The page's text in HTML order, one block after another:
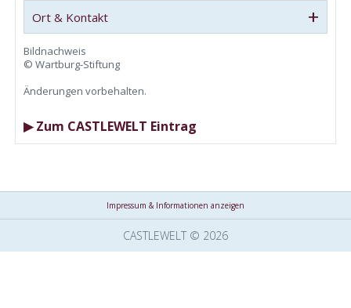
Ort & Kontakt +
Bildnachweis
© Wartburg-Stiftung
Änderungen vorbehalten.
▶ Zum CASTLEWELT Eintrag
Impressum & Informationen anzeigen
CASTLEWELT © 2026